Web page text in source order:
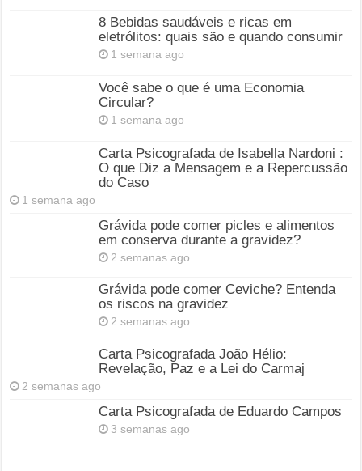
8 Bebidas saudáveis e ricas em
eletrólitos: quais são e quando consumir
1 semana ago
Você sabe o que é uma Economia
Circular?
1 semana ago
Carta Psicografada de Isabella Nardoni :
O que Diz a Mensagem e a Repercussão
do Caso
1 semana ago
Grávida pode comer picles e alimentos
em conserva durante a gravidez?
2 semanas ago
Grávida pode comer Ceviche? Entenda
os riscos na gravidez
2 semanas ago
Carta Psicografada João Hélio:
Revelação, Paz e a Lei do Carmaj
2 semanas ago
Carta Psicografada de Eduardo Campos
3 semanas ago